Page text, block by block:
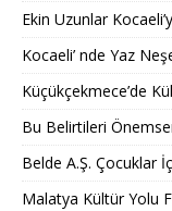
Ekin Uzunlar
Kocaeli’ nde Yaz
Küçükçekmece’de
Bu Belirtileri
Belde A.Ş. Çocuklar
Malatya Kültür Yolu